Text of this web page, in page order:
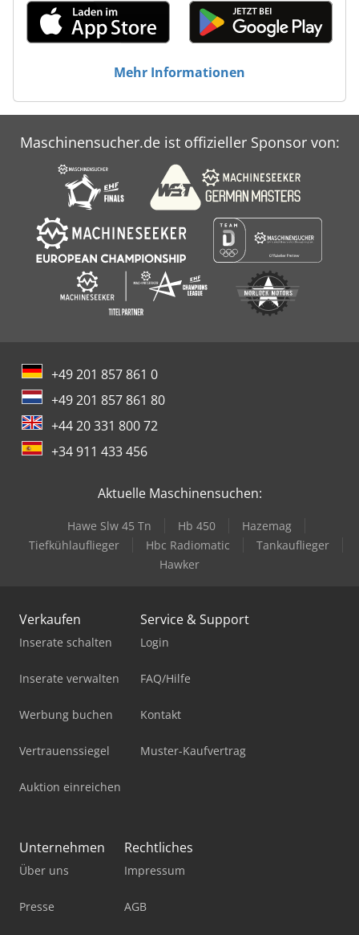
Mehr Informationen
Maschinensucher.de ist offizieller Sponsor von:
+49 201 857 861 0
+49 201 857 861 80
+44 20 331 800 72
+34 911 433 456
Aktuelle Maschinensuchen:
Hawe Slw 45 Tn Hb 450
Hazemag
Tiefkühlauflieger
Hbc Radiomatic
Tankauflieger
Hawker
Verkaufen
Inserate schalten
Inserate verwalten
Werbung buchen
Vertrauenssiegel
Auktion einreichen
Service & Support
Login
FAQ/Hilfe
Kontakt
Muster-Kaufvertrag
Unternehmen
Über uns
Presse
Rechtliches
Impressum
AGB